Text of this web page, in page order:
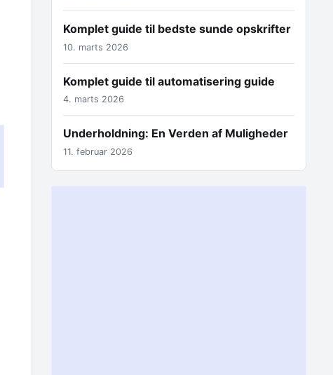
Komplet guide til bedste sunde opskrifter
10. marts 2026
Komplet guide til automatisering guide
4. marts 2026
Underholdning: En Verden af Muligheder
11. februar 2026